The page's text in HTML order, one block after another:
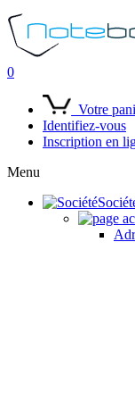
0
Votre
Identifiez-vous
Inscription en
Menu